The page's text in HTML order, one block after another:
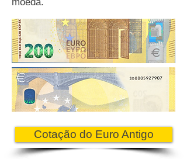
Cotação do Euro Antigo